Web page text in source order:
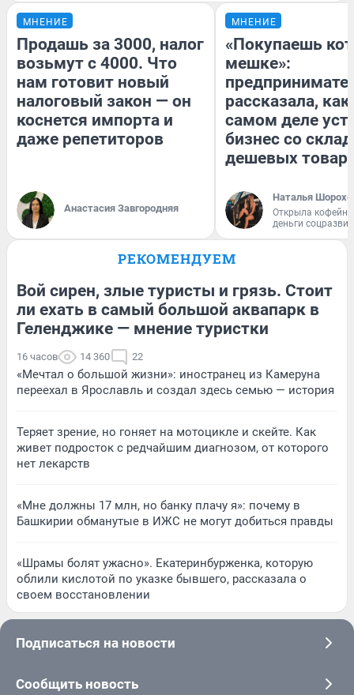
МНЕНИЕ
Продашь за 3000, налог
возьмут с 4000. Что
нам готовит новый
налоговый закон — он
коснется импорта и
даже репетиторов
Анастасия Завгородняя
МНЕНИЕ
«Покупаешь
мешке»:
рассказала, как
самом деле
бизнес со
дешевых
Наталья
Открыла
деньги
РЕКОМЕНДУЕМ
Вой сирен, злые туристы и грязь. Стоит
ли ехать в самый большой аквапарк в
Геленджике — мнение туристки
16 часов 14 360 22
«Мечтал о большой жизни»: иностранец из Камеруна
переехал в Ярославль и создал здесь семью — история
Теряет зрение, но гоняет на мотоцикле и скейте. Как
живет подросток с редчайшим диагнозом, от которого
нет лекарств
«Мне должны 17 млн, но банку плачу я»: почему в
Башкирии обманутые в ИЖС не могут добиться правды
«Шрамы болят ужасно». Екатеринбурженка, которую
облили кислотой по указке бывшего, рассказала о
своем восстановлении
Подписаться на новости
Сообщить новость